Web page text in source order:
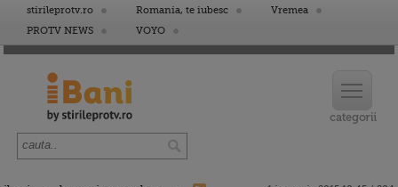
stirileprotv.ro Romania, te iubesc
Vremea
PROTV NEWS
VOYO